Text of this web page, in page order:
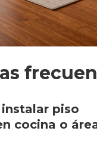
instalar piso
cocina o